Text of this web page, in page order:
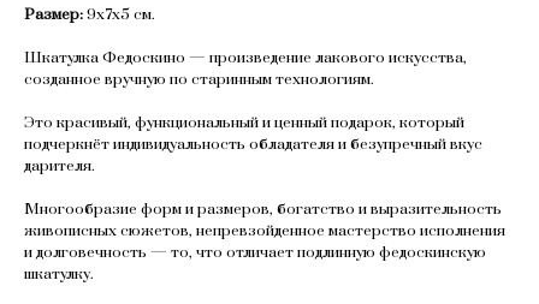
Размер:9х7х5 см.
Шкатулка Федоскино — произведение лакового искусства,
созданное вручную по старинным технологиям.
Это красивый, функциональный и ценный подарок, который
подчеркнёт индивидуальность обладателя и безупречный вкус
дарителя.
Многообразие форм и размеров, богатство и выразительность
живописных сюжетов, непревзойденное мастерство исполнения
и долговечность — то, что отличает подлинную федоскинскую
шкатулку.